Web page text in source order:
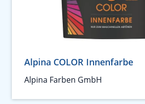
Alpina COLOR Innenfarbe
Alpina Farben GmbH